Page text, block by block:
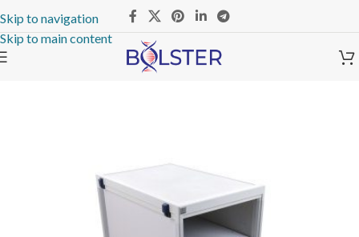
Skip to navigation
Skip to main content